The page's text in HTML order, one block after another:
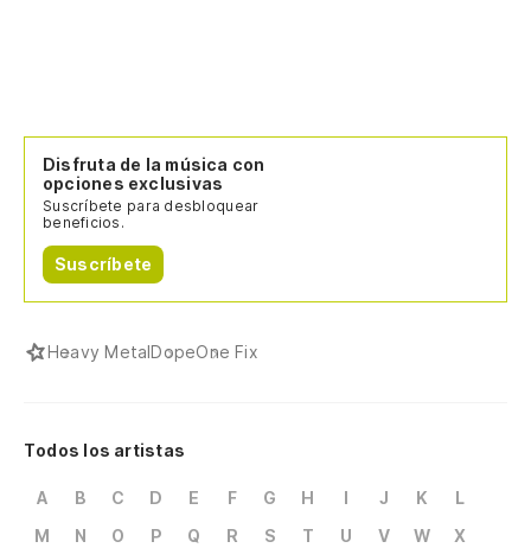
Disfruta de la música con
opciones exclusivas
Suscríbete para desbloquear
beneficios.
Suscríbete
Heavy MetalDopeOne Fix
Todos los artistas
A B C D E F G H I J K
L
M
N O P Q R S T U V W
X